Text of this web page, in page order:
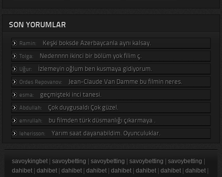
SON YORUMLAR
Ramin: Keşki boksde Azerbaycanla aynı kalsay.
Tolga: Nedennnn ikinci bir bölüm yok filim ç.
Uğur: İzlemeyin oğlum ben kusmaya gidiyorum.
Ordes Repovanov: Jean-Claude Van Damme bu filmin neres.
esma: geçmişteki inci tanesi.
Abdullah: Çok duygusaldı Çok güzel.
emrullah: bu filmden türk düsmanlığı çıkarmaya .
leherisson: Yarım saat dayanabildim. Oyunculuklar.
savoykingbet| savoybetting | savoybetting | savoybetting | savoybetting |
dahibet| dahibet| dahibet| dahibet| dahibet| dahibet| dahibet| dahibet|